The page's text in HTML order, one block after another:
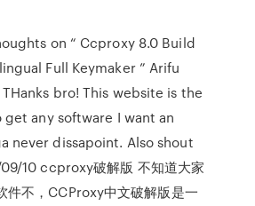
on “ Ccproxy 8.0 Build
Full Keymaker ” Arifu
THanks bro! This website is the
any software I want an
never dissapoint. Also shout
10 ccproxy破解版 不知道大家
件不，CCProxy中文破解版是一